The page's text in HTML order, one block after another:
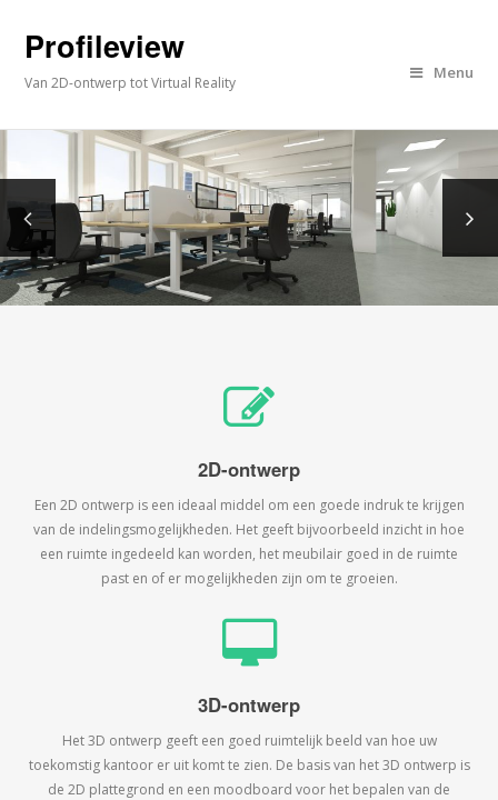
Profileview
Van 2D-ontwerp tot Virtual Reality
Menu
2D-ontwerp
Een 2D ontwerp is een ideaal middel om een goede indruk te krijgen
van de indelingsmogelijkheden. Het geeft bijvoorbeeld inzicht in hoe
een ruimte ingedeeld kan worden, het meubilair goed in de ruimte
past en of er mogelijkheden zijn om te groeien.
3D-ontwerp
Het 3D ontwerp geeft een goed ruimtelijk beeld van hoe uw
toekomstig kantoor er uit komt te zien. De basis van het 3D ontwerp is
de 2D plattegrond en een moodboard voor het bepalen van de